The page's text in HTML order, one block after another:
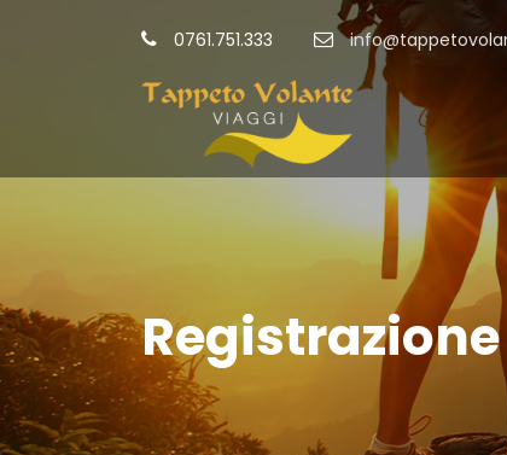
0761.751.333
Registrazione